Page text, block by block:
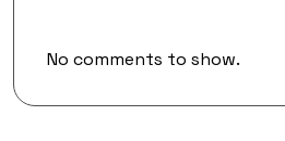
No comments to show.